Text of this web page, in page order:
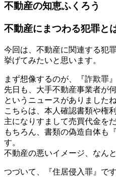
不動産の知恵ふくろう
不動産にまつわる犯罪と
今回は、不動産に関連する犯
挙げてみたいと思います。
まず想像するのが、『詐欺罪
先日も、大手不動産事業者が
というニュースがありましたね
こちらは、本人確認書類や権
主になりすまして売買代金を
もちろん、書類の偽造自体も
す。
不動産の悪いイメージ、なん
つづいて、『住居侵入罪』です